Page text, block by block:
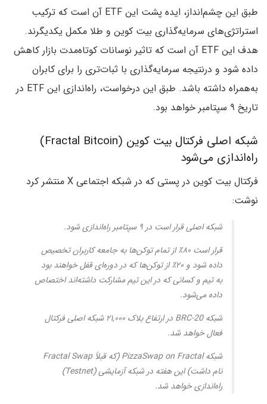
طبق این چشم‌انداز، ایده پشت این ETF آن است که ترکیب
استراتژی‌های سرمایه‌گذاری بیت کوین و طلا مکمل یکدیگرند.
هدف این ETF آن است که تاثیر نوسانات کوتاه‌مدت بازار کاهش
داده شود و درنتیجه سرمایه‌گذاری با ثبات‌تری را برای کابران
به‌همراه داشته باشد. طبق این درخواست، راه‌اندازی این ETF در
تاریخ ۹ سپتامبر خواهد بود.
شبکه اصلی فرکتال بیت کوین (Fractal Bitcoin)
راه‌اندازی می‌شود
فرکتال بیت کوین در پستی که در شبکه اجتماعی X منتشر کرد
نوشت:
شبکه اصلی قرار است در ۹ سپتامبر راه‌اندازی شود.
قرار است ۸۰٪ از تمام توکن‌ها به جامعه کاربران تخصیص
داده شود و ۲۰٪ از توکن‌ها که در دوره‌ای قفل خواهند بود
به تیم و کسانی که در این تیم مشارکت داشته‌اند اختصاص
داده می‌شود.
شبکه BRC-20 در ارتفاع بلاک ۲۱,۰۰۰ شبکه اصلی فرکتال
فعال خواهد شد.
شبکه PizzaSwap on Fractal (که قبلاً Fractal Swap
نام داشت) این هفته در شبکه آزمایشی (Testnet)
راه‌اندازی خواهد شد.